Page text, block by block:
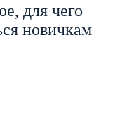
для чего
новичкам